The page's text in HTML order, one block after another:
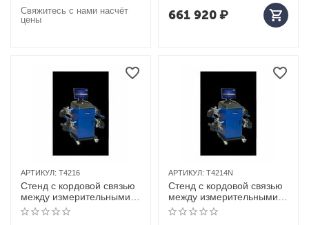
Свяжитесь с нами насчёт
цены
661 920₽
АРТИКУЛ: Т4216
Стенд с кордовой связью
между измерительными
приборами техновектор 4
т4216
АРТИКУЛ: T4214N
Стенд с кордовой связью
между измерительными
приборами техновектор 4
т4214n